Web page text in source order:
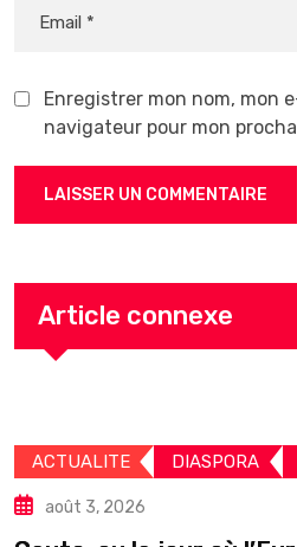
Enregistrer mon nom, mon
navigateur pour mon
Article connexe
ACTUALITE DIASPORA
août 3, 2026